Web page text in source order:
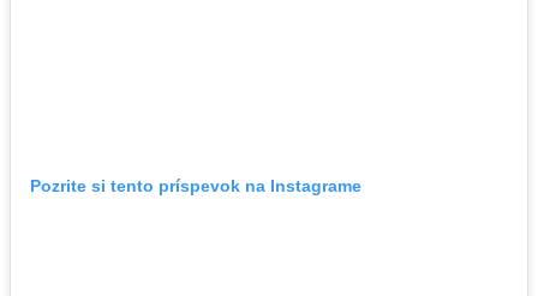
Pozrite si tento príspevok na Instagrame